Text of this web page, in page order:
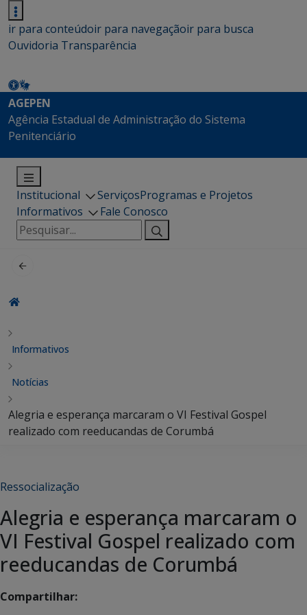
ir para conteúdoir para navegaçãoir para busca
Ouvidoria Transparência
AGEPEN
Agência Estadual de Administração do Sistema
Penitenciário
Institucional ServiçosProgramas e Projetos
Informativos
Fale Conosco
Pesquisar
por:
Informativos
Notícias
Alegria e esperança marcaram o VI Festival Gospel
realizado com reeducandas de Corumbá
Ressocialização
Alegria e esperança marcaram o
VI Festival Gospel realizado com
reeducandas de Corumbá
Compartilhar: